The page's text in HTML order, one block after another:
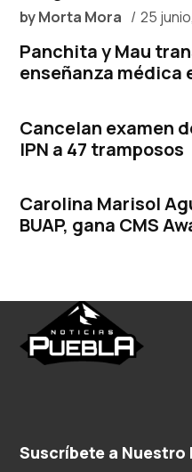
byMorta Mora 25
Panchita y Mau
enseñanza médica
Cancelan examen
IPN a 47 tramposos
Carolina Marisol
BUAP, gana CMS
Suscríbete a Nuestro